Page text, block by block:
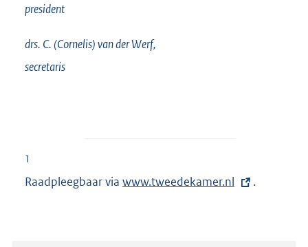
president
drs. C. (Cornelis) van derWerf,
secretaris
1
Raadpleegbaar via E
www.tweedekamer.nl .